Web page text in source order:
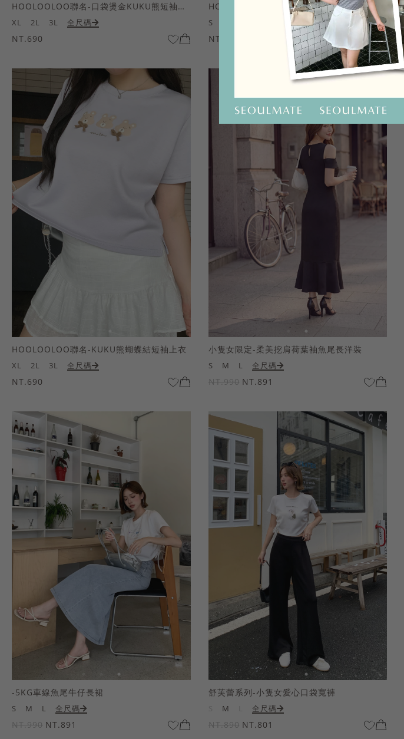
HOOLOOLOO聯名-口袋燙金KUKU熊短袖上衣
XL 2L 3L 全尺碼
NT.690
HOOLOOLOO聯名-KUKU熊蝴蝶結短袖上衣
S
NT.690
HOOLOOLOO聯名-KUKU熊蝴蝶結短袖上衣
XL 2L 3L 全尺碼
NT.690
小隻女限定-柔美挖肩荷葉袖魚尾長洋裝
S M L 全尺碼
NT.990 NT.891
-5KG車線魚尾牛仔長裙
S M L 全尺碼
NT.990 NT.891
舒芙蕾系列-小隻女愛心口袋寬褲
M 全尺碼
NT.890 NT.801